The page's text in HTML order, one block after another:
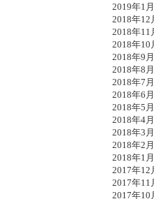
2019年1月
2018年12
2018年11
2018年10
2018年9月
2018年8月
2018年7月
2018年6月
2018年5月
2018年4月
2018年3月
2018年2月
2018年1月
2017年12
2017年11
2017年10